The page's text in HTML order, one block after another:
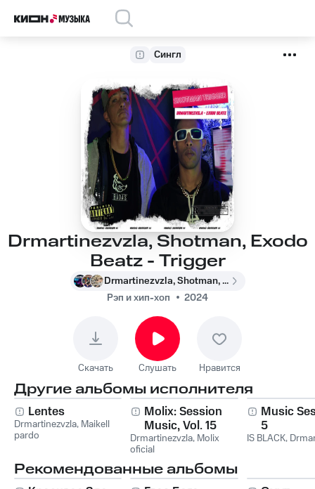
Сингл
Drmartinezvzla, Shotman, Exodo
Beatz - Trigger
Drmartinezvzla, Shotman, Exodo Beatz
Рэп и хип-хоп
2024
Скачать Слушать Нравится
Другие альбомы исполнителя
Lentes
Drmartinezvzla, Maikell
pardo
Molix: Session
Music, Vol. 15
Drmartinezvzla, Molix
oficial
Music
5
IS BLACK,
Рекомендованные альбомы